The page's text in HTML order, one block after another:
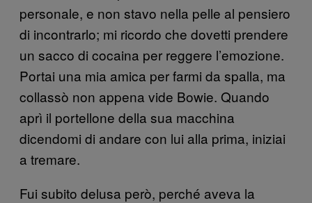
personale, e non stavo nella pelle al pensiero
di incontrarlo; mi ricordo che dovetti prendere
un sacco di cocaina per reggere l’emozione.
Portai una mia amica per farmi da spalla, ma
collassò non appena vide Bowie. Quando
aprì il portellone della sua macchina
dicendomi di andare con lui alla prima, iniziai
a tremare.
Fui subito delusa però, perché aveva la